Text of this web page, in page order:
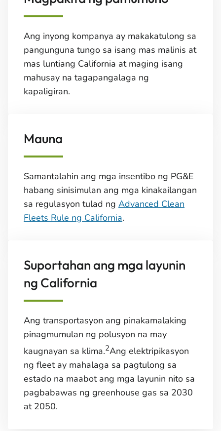
Ang inyong kompanya ay makakatulong sa
pangunguna tungo sa isang mas malinis at
mas luntiang California at maging isang
mahusay na tagapangalaga ng
kapaligiran.
Mauna
Samantalahin ang mga insentibo ng PG&E
habang sinisimulan ang mga kinakailangan
sa regulasyon tulad ng Advanced Clean
Fleets Rule ng California.
Suportahan ang mga layunin
ng California
Ang transportasyon ang pinakamalaking
pinagmumulan ng polusyon na may
kaugnayan sa klima.2Ang elektripikasyon
ng fleet ay mahalaga sa pagtulong sa
estado na maabot ang mga layunin nito sa
pagbabawas ng greenhouse gas sa 2030
at 2050.